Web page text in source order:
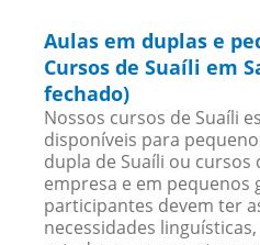
Aulas em duplas e
Cursos de Suaíli em
fechado)
Nossos cursos de Suaíli
disponíveis para
dupla de Suaíli ou
empresa e em pequenos
participantes devem ter
necessidades